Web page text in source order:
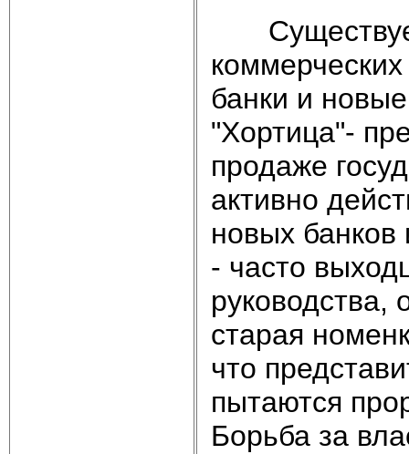
Существует
банки и
"Хортица"-
продаже
активно
новых банков
- часто
руководства,
старая
что
пытаются
Борьба за